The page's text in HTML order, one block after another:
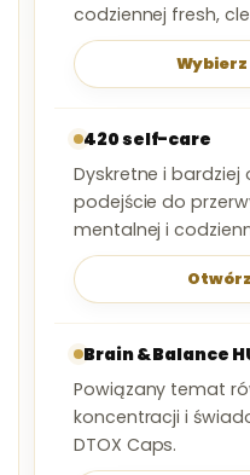
codziennej fresh,
420 self-care
Dyskretne i
podejście do
mentalnej i
Brain & Balance
Powiązany temat
koncentracji i
DTOX Caps.